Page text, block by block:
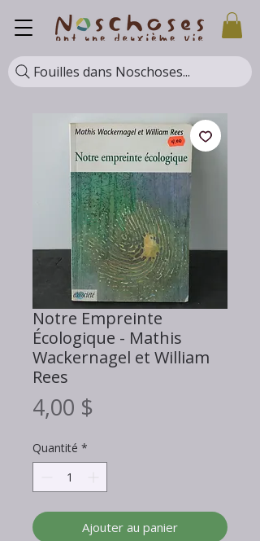
Fouilles dans Noschoses...
Notre Empreinte
Écologique - Mathis
Wackernagel et William
Rees
4,00 $
Quantité *
Ajouter au panier